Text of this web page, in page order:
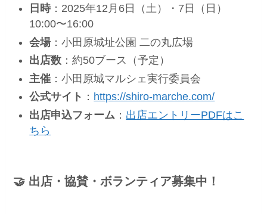
日時：2025年12月6日（土）・7日（日）
10:00〜16:00
会場：小田原城址公園 二の丸広場
出店数 ：約50ブース（予定）
主催 ：小田原城マルシェ実行委員会
公式サイト ： https://shiro-marche.com/
出店申込フォーム ： 出店エントリーPDFはこ
ちら
🤝 出店・協賛・ボランティア募集中！